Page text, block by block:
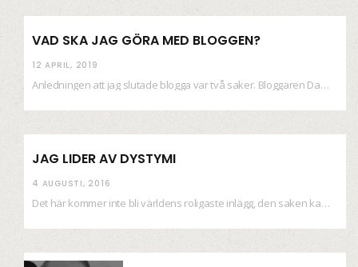
VAD SKA JAG GÖRA MED BLOGGEN?
12 APRIL, 2019
Anledningen att jag slutade blogga var två saker. Bloggaren Daniel skrev ut checkar som personen…
JAG LIDER AV DYSTYMI
4 AUGUSTI, 2016
Det här kommer inte bli världens roligaste inlägg, den saken kan ni räkna med. Det…